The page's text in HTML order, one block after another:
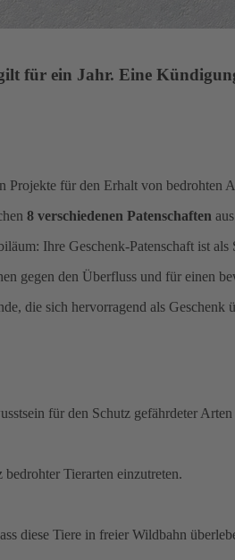
für ein Jahr. Eine
Projekte für den Erhalt von
8 verschiedenen Patenschaften
Ihre Geschenk-Patenschaft ist als
gegen den Überfluss und für einen
die sich hervorragend als Geschenk
für den Schutz gefährdeter Arten
Tierarten einzutreten.
diese Tiere in freier Wildbahn